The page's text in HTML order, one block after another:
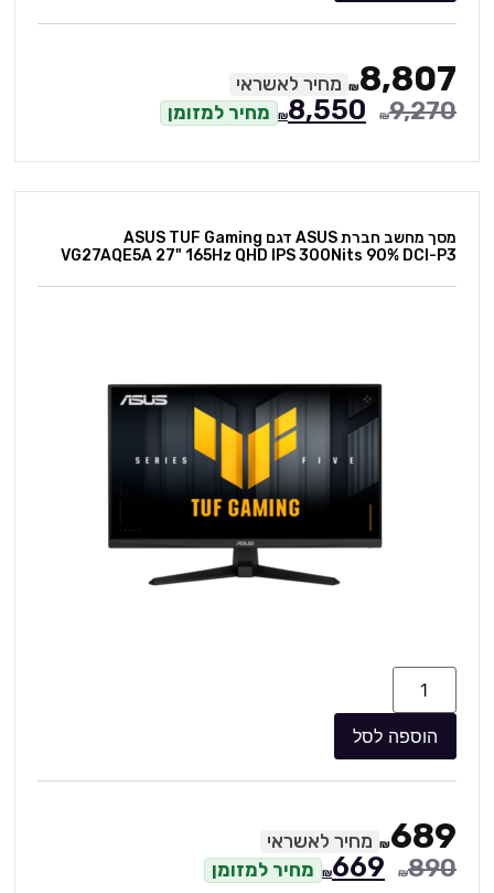
₪8,807 מחיר לאשראי
₪9,270
₪8,550 מחיר למזומן
מסך מחשב חברת ASUS דגם ASUS TUF Gaming
VG27AQE5A 27" 165Hz QHD IPS 300Nits 90% DCI-P3
הוספה לסל
₪689 מחיר לאשראי
₪890
₪669 מחיר למזומן